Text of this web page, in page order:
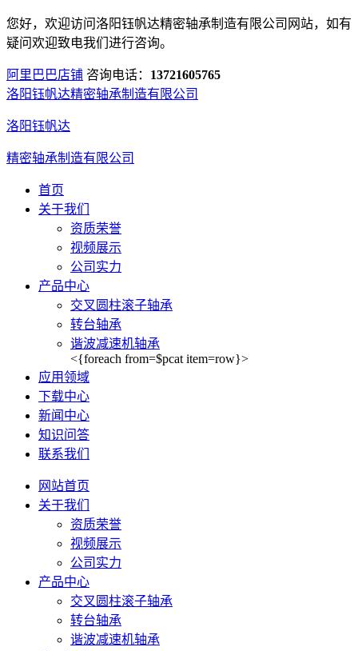
您好，欢迎访问洛阳钰帆达精密轴承制造有限公司网站，如有
疑问欢迎致电我们进行咨询。
阿里巴巴店铺 咨询电话： 13721605765
洛阳钰帆达精密轴承制造有限公司
洛阳钰帆达
精密轴承制造有限公司
首页
关于我们
资质荣誉
视频展示
公司实力
产品中心
交叉圆柱滚子轴承
转台轴承
谐波减速机轴承
<{foreach from=$pcat item=row}>
应用领域
下载中心
新闻中心
知识问答
联系我们
网站首页
关于我们
资质荣誉
视频展示
公司实力
产品中心
交叉圆柱滚子轴承
转台轴承
谐波减速机轴承